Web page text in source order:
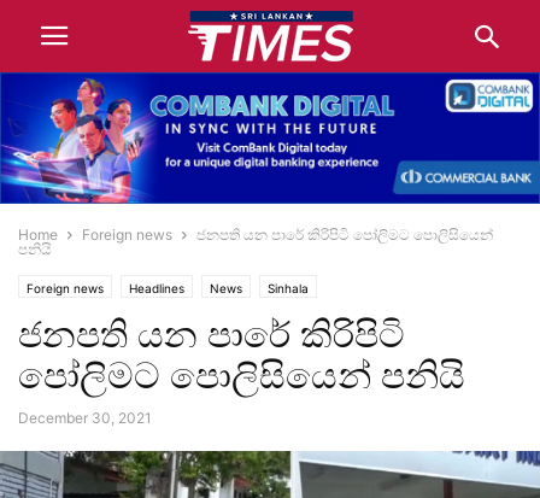
Home Foreign news
ජනපති යන පාරේ කිරිපිටි පෝලිමට පොලිසියෙන්
පනියි
Foreign news Headlines News Sinhala
ජනපති යන පාරේ කිරිපිටි
පෝලිමට පොලිසියෙන් පනියි
December 30, 2021